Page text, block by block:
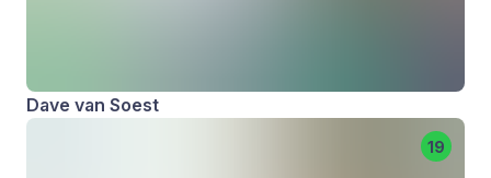
Dave van Soest
19